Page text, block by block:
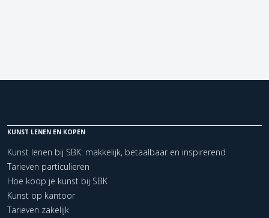
KUNST LENEN EN KOPEN
Kunst lenen bij SBK: makkelijk, betaalbaar en inspirerend
Tarieven particulieren
Hoe koop je kunst bij SBK
Kunst op kantoor
Tarieven zakelijk